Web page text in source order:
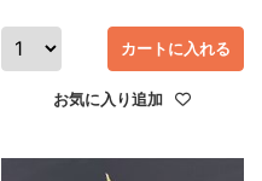
お気に入り追加
カートに入れる